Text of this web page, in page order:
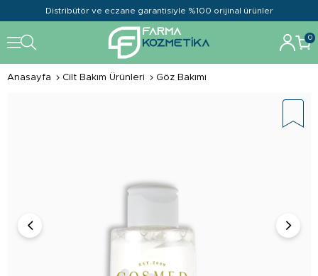
Distribütör ve eczane garantisiyle %100 orijinal ürünler
0
Anasayfa Cilt Bakım Ürünleri Göz Bakımı